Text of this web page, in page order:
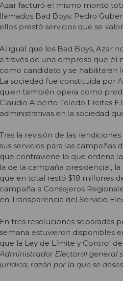
Azar facturó el mismo monto
llamados Bad Boys: Pedro
ellos prestó servicios que se
Al igual que los Bad Boys, Azar
a través de una empresa que él
como candidato y se habilitaran
La sociedad fue constituida por
quien también opera como
Claudio Alberto Toledo Freitas
administrativas en la sociedad
Tras la revisión de las
sus servicios para las campañas
que contraviene lo que ordena
la de la campaña presidencial,
que en total restó $18 millones
campaña a Consejeros
en Transparencia del Servicio
En tres resoluciones separadas
semana estuvieron disponibles
que la Ley de Límite y Control
Administrador Electoral general
jurídica, razón por la que se